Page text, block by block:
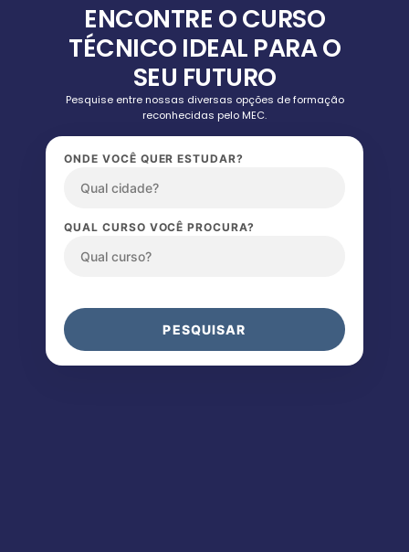
ENCONTRE O CURSO
TÉCNICO IDEAL PARA O
SEU FUTURO
Pesquise entre nossas diversas opções de formação
reconhecidas pelo MEC.
ONDE VOCÊ QUER ESTUDAR?
QUAL CURSO VOCÊ PROCURA?
PESQUISAR